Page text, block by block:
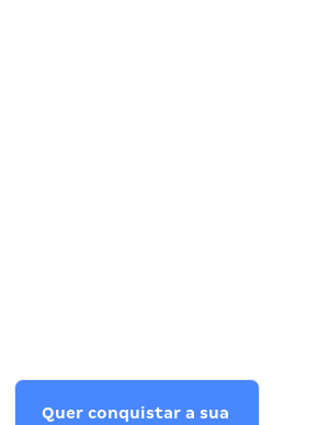
Quer conquistar a sua